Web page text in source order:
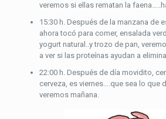
veremos si ellas rematan la
15:30 h. Después de la manzana de
ahora tocó para comer, ensalada
yogurt natural..y trozo de pan,
a ver si las proteínas ayudan a
22:00 h. Después de día movidito,
cerveza, es viernes….que sea lo que
veremos mañana.